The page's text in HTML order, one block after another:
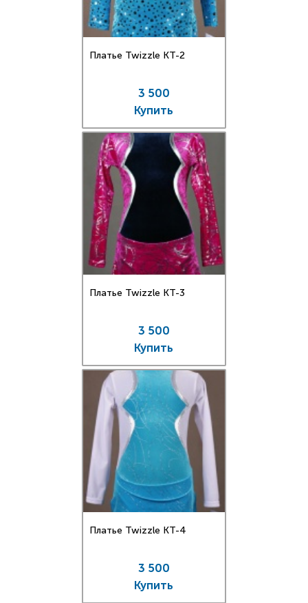
Платье Twizzle КT-2
3 500
Купить
Платье Twizzle КT-3
3 500
Купить
Платье Twizzle КT-4
3 500
Купить